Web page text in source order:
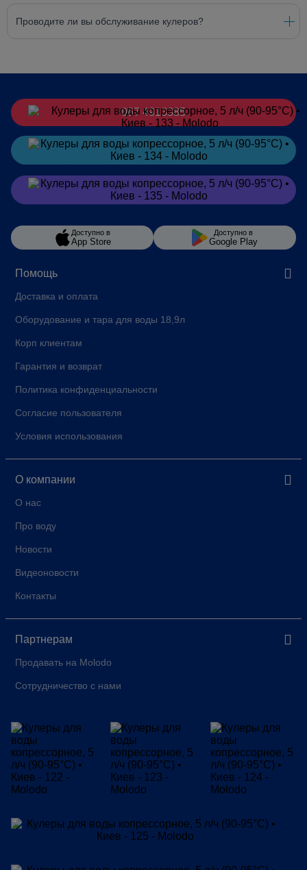
Проводите ли вы обслуживание кулеров?
Помощь
Доставка и оплата
Оборудование и тара для воды 18,9л
Корп клиентам
Гарантия и возврат
Политика конфиденциальности
Согласие пользователя
Условия использования
О компании
О нас
Про воду
Новости
Видеоновости
Контакты
Партнерам
Продавать на Molodo
Сотрудничество с нами
067 4913385
Заказатьв Telegram
Заказатьв Viber
Доступно в
App Store
Доступно в
Google Play